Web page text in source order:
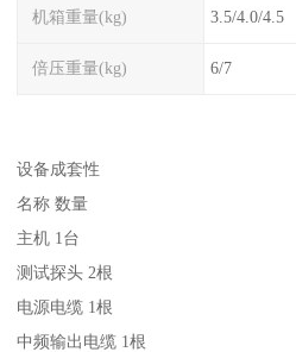
机箱重量(kg) 3.5/4.0/4.5
倍压重量(kg) 6/7
设备成套性
名称 数量
主机 1台
测试探头 2根
电源电缆 1根
中频输出电缆 1根